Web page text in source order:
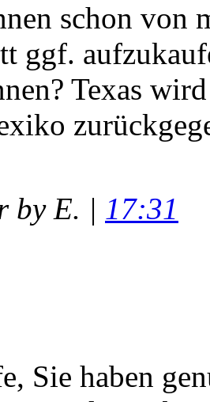
schon von
ggf.
Texas
by E. | 17:31
Sie haben